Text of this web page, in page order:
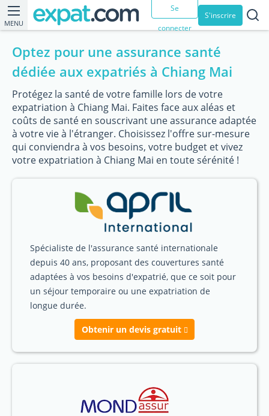
MENU
Se
connecter
S'inscrire
Optez pour une assurance santé
dédiée aux expatriés à Chiang Mai
Protégez la santé de votre famille lors de votre
expatriation à Chiang Mai. Faites face aux aléas et
coûts de santé en souscrivant une assurance adaptée
à votre vie à l'étranger. Choisissez l'offre sur-mesure
qui conviendra à vos besoins, votre budget et vivez
votre expatriation à Chiang Mai en toute sérénité !
Spécialiste de l'assurance santé internationale
depuis 40 ans, proposant des couvertures santé
adaptées à vos besoins d'expatrié, que ce soit pour
un séjour temporaire ou une expatriation de
longue durée.
Obtenir un devis gratuit